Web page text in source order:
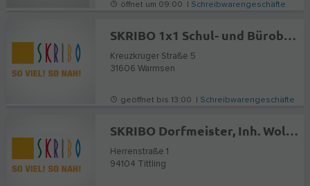
öffnet um 09:00 | Schreibwarengeschäfte
SKRIBO 1x1 Schul- und Bürobedarf und Reisebüro Könemann
Kreuzkruger Straße 5
31606 Warmsen
geöffnet bis 13:00 | Schreibwarengeschäfte
SKRIBO Dorfmeister, Inh. Wolfgang Dorfmeister
Herrenstraße 1
94104 Tittling